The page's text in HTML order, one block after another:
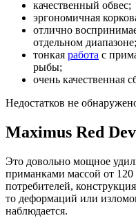
качественный обвес;
эргономичная
отлично
отдельном диапазоне;
тонкая работа с
рыбы;
очень качественная
Недостатков не
Maximus Red
Это довольно мощное
приманками массой от
потребителей,
то деформаций или
наблюдается.